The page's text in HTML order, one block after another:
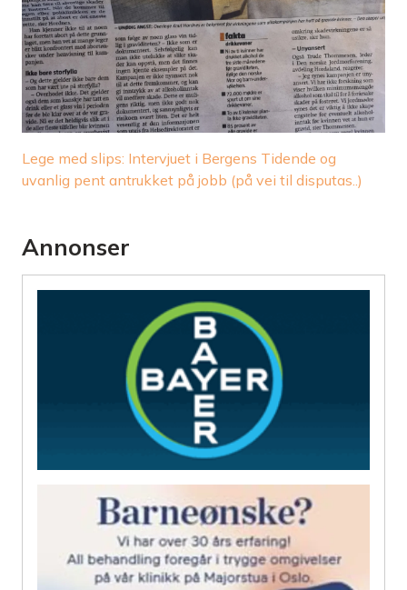
Lege med slips: Intervjuet i Bergens Tidende og
uvanlig pent antrukket på jobb (på vei til disputas..)
Annonser